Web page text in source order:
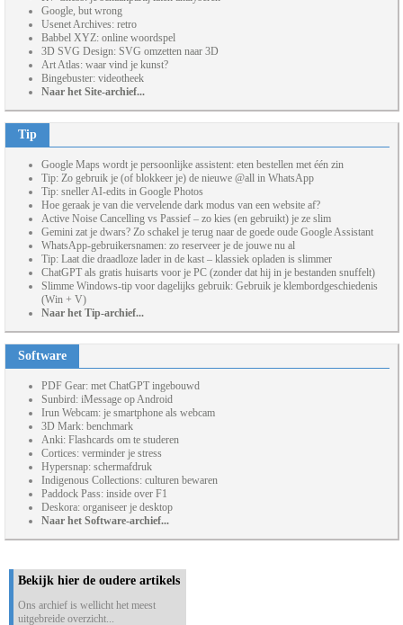
Google, but wrong
Usenet Archives: retro
Babbel XYZ: online woordspel
3D SVG Design: SVG omzetten naar 3D
Art Atlas: waar vind je kunst?
Bingebuster: videotheek
Naar het Site-archief...
Tip
Google Maps wordt je persoonlijke assistent: eten bestellen met één zin
Tip: Zo gebruik je (of blokkeer je) de nieuwe @all in WhatsApp
Tip: sneller AI-edits in Google Photos
Hoe geraak je van die vervelende dark modus van een website af?
Active Noise Cancelling vs Passief – zo kies (en gebruikt) je ze slim
Gemini zat je dwars? Zo schakel je terug naar de goede oude Google Assistant
WhatsApp-gebruikersnamen: zo reserveer je de jouwe nu al
Tip: Laat die draadloze lader in de kast – klassiek opladen is slimmer
ChatGPT als gratis huisarts voor je PC (zonder dat hij in je bestanden snuffelt)
Slimme Windows-tip voor dagelijks gebruik: Gebruik je klembordgeschiedenis
(Win + V)
Naar het Tip-archief...
Software
PDF Gear: met ChatGPT ingebouwd
Sunbird: iMessage op Android
Irun Webcam: je smartphone als webcam
3D Mark: benchmark
Anki: Flashcards om te studeren
Cortices: verminder je stress
Hypersnap: schermafdruk
Indigenous Collections: culturen bewaren
Paddock Pass: inside over F1
Deskora: organiseer je desktop
Naar het Software-archief...
Bekijk hier de oudere artikels
Ons archief is wellicht het meest
uitgebreide overzicht...